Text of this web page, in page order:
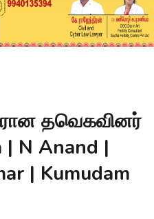
தவெகவினர்
| N Anand |
| Kumudam